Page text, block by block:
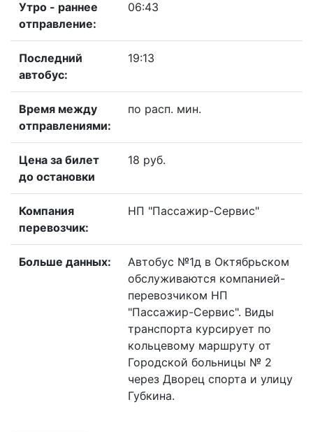
Утро - раннее
отправление:
06:43
Последний
автобус:
19:13
Время между
отправлениями:
по расп. мин.
Цена за билет
до остановки
18 руб.
Компания
перевозчик:
НП "Пассажир-Сервис"
Больше данных:
Автобус №1д в Октябрьском
обслуживаются компанией-
перевозчиком НП
"Пассажир-Сервис". Виды
транспорта курсирует по
кольцевому маршруту от
Городской больницы № 2
через Дворец спорта и улицу
Губкина.